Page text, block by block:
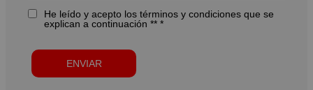
He leído y acepto los términos y condiciones que se
explican a continuación ** *